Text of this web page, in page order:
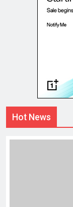
Hot News